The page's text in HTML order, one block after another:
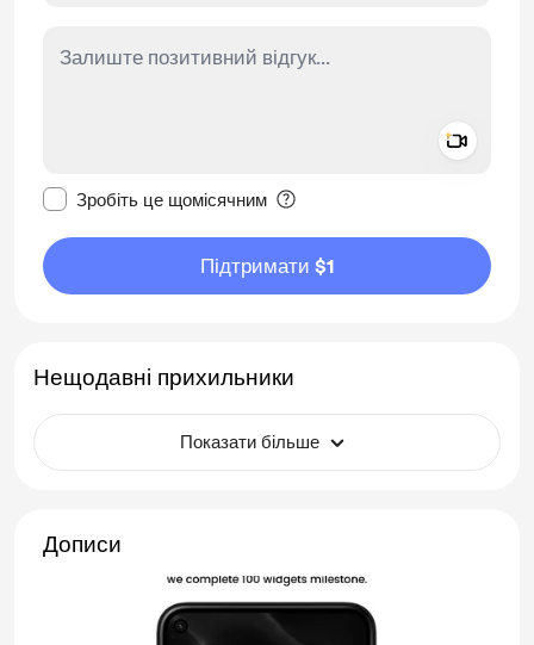
Зробіть це щомісячним
Підтримати $1
Нещодавні прихильники
Показати більше
Дописи